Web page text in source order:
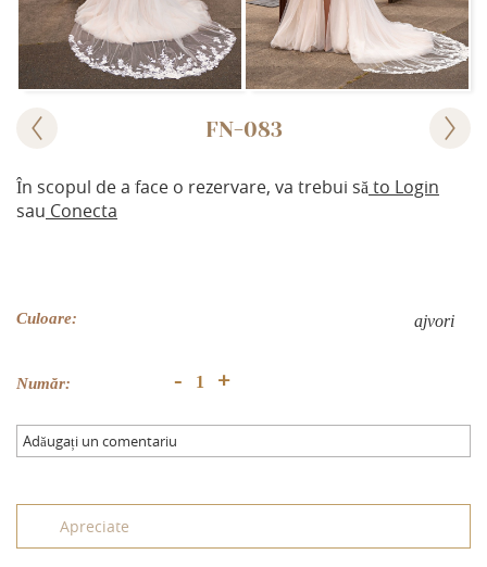
FN-083
În scopul de a face o rezervare, va trebui săto Login
sau Conecta
Culoare: аjvori
Număr: - +
Adăugați un comentariu
Apreciate